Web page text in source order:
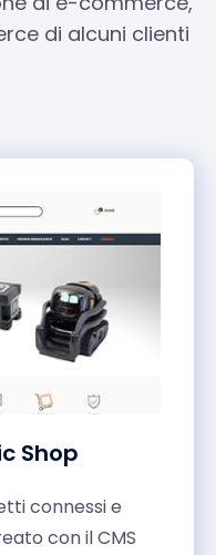
di alcuni clienti
Shop
connessi e
con il CMS